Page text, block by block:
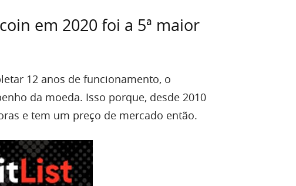
em 2020 foi a 5ª maior
12 anos de funcionamento, o
da moeda. Isso porque, desde 2010
e tem um preço de mercado então.